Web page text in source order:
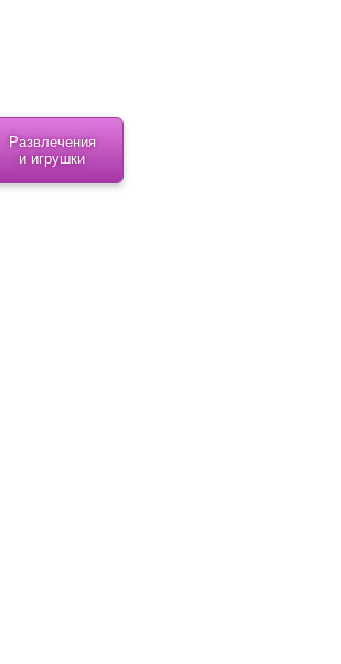
Развлечения
и игрушки